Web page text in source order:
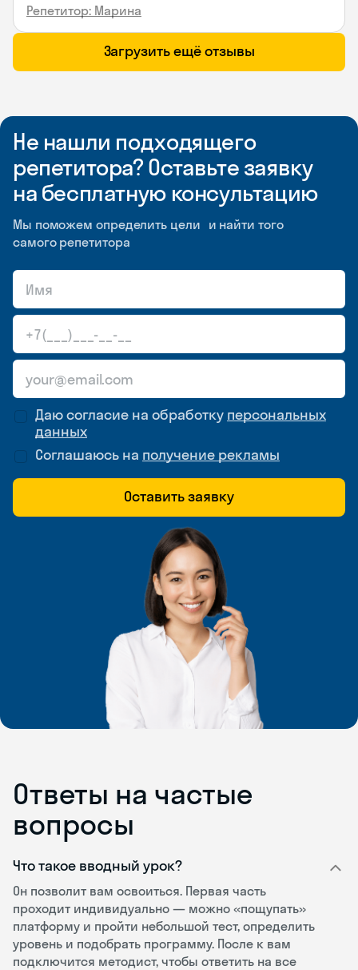
Репетитор: Марина
Загрузить ещё отзывы
Не нашли подходящего
репетитора? Оставьте заявку
на бесплатную консультацию
Мы поможем определить цели и найти того
самого репетитора
Даю согласие на обработку персональных
данных
Соглашаюсь на получение рекламы
Оставить заявку
Ответы на частые
вопросы
Что такое вводный урок?
Он позволит вам освоиться. Первая часть
проходит индивидуально — можно «пощупать»
платформу и пройти небольшой тест, определить
уровень и подобрать программу. После к вам
подключится методист, чтобы ответить на все